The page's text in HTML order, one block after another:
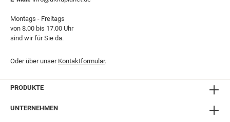
Montags - Freitags
von 8.00 bis 17.00 Uhr
sind wir für Sie da.
Oder über unser Kontaktformular.
PRODUKTE
UNTERNEHMEN